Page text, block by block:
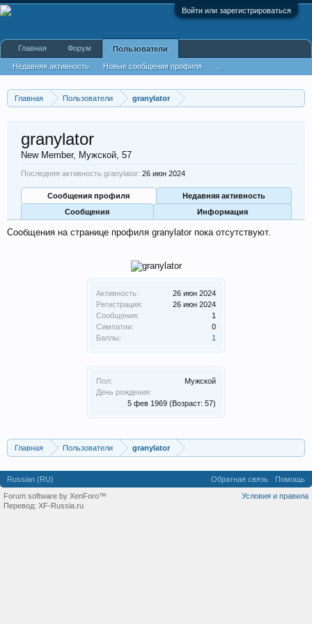
Войти или зарегистрироваться
Главная Пользователи granylator
Активность:
26 июн 2024
Регистрация:
26 июн 2024
Сообщения:
1
Симпатии:
0
Баллы:
1
Пол:
Мужской
День рождения:
5 фев 1969 (Возраст: 57)
granylator
New Member, Мужской, 57
Последняя активность granylator: 26 июн 2024
Сообщения профиля
Недавняя активность
Сообщения
Информация
Сообщения на странице профиля granylator пока отсутствуют.
Главная Пользователи granylator
Главная Форум Пользователи
Недавняя активность Новые сообщения профиля
Russian (RU) Обратная связь
Помощь
Условия и правила
Forum software by XenForo™
Перевод: XF-Russia.ru